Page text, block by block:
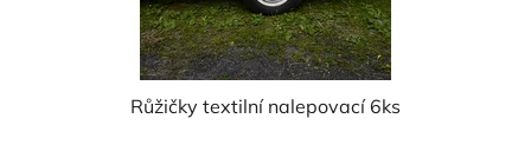
Růžičky textilní nalepovací 6ks